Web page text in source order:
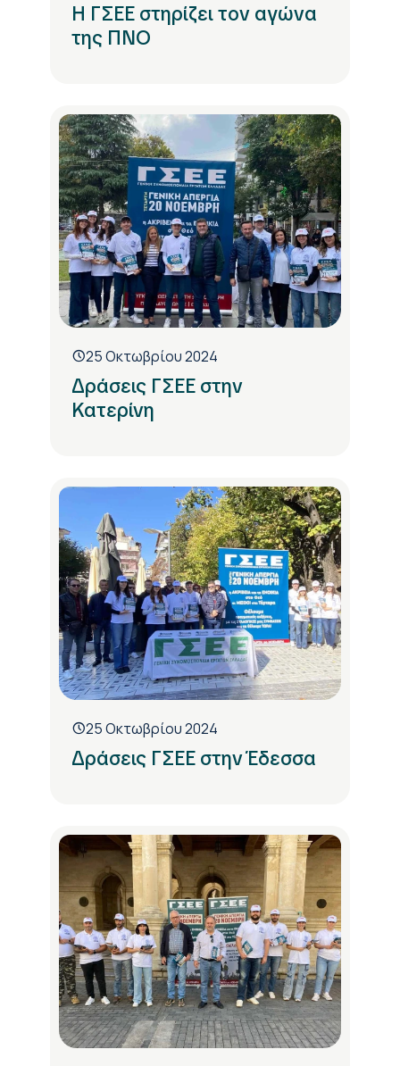
Η ΓΣΕΕ στηρίζει τον αγώνα
της ΠΝΟ
25 Οκτωβρίου 2024
Δράσεις ΓΣΕΕ στην
Κατερίνη
25 Οκτωβρίου 2024
Δράσεις ΓΣΕΕ στην Έδεσσα